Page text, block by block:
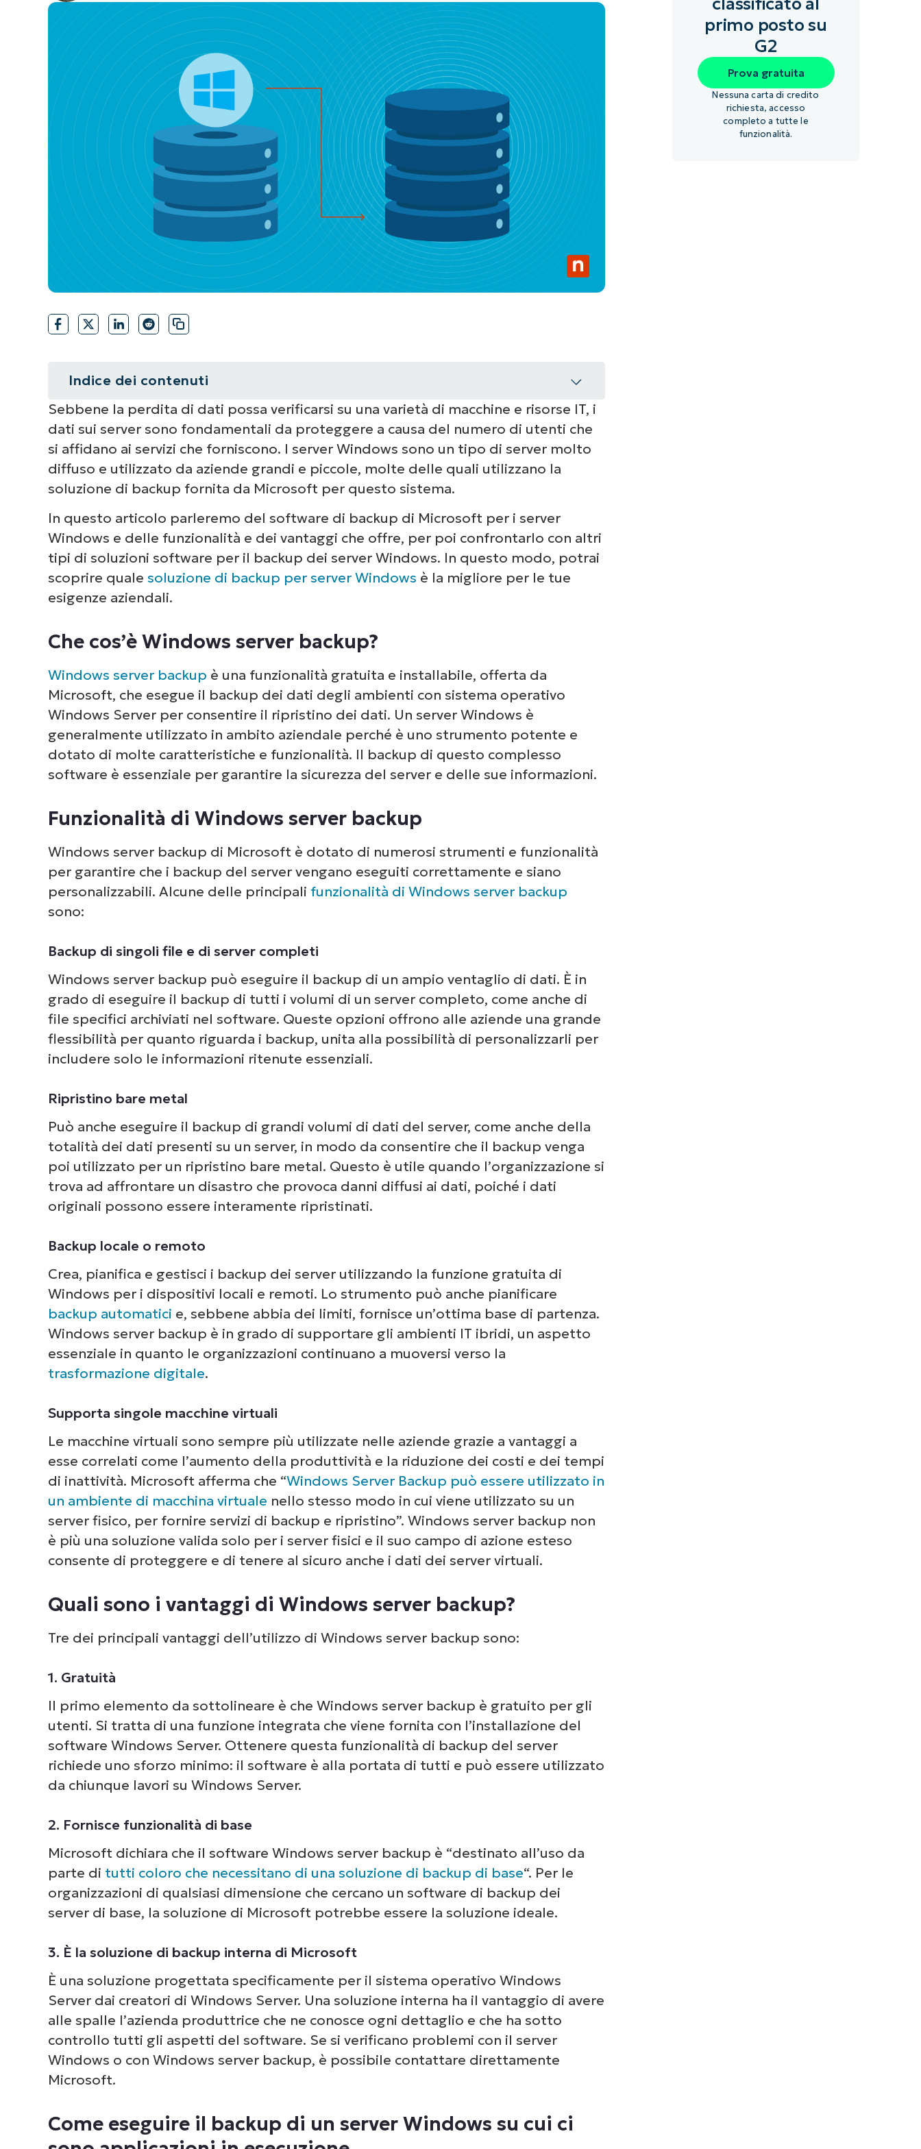
CONTATTO COMMERCIALE GUARDA UNA DEMO
ROADMAP DEI PRODOTTI
PIATTAFORMA
CONTATTO COMMERCIALE GUARDA UNA DEMO
CONTATTO COMMERCIALE GUARDA UNA DEMO
CONTATTO COMMERCIALE GUARDA UNA DEMO
Indice dei contenuti
Riepilogo
Che cos’è Windows server backup?
Funzionalità di Windows server backup
Quali sono i vantaggi di Windows server backup?
Come eseguire il backup di un server Windows su cui ci sono applicazioni in
esecuzione
Caratteristiche del backup dei server Windows di NinjaOne
Inizia oggi stesso con il backup dei server Windows
Sebbene la perdita di dati possa verificarsi su una varietà di macchine e risorse IT, i
dati sui server sono fondamentali da proteggere a causa del numero di utenti che
si affidano ai servizi che forniscono. I server Windows sono un tipo di server molto
diffuso e utilizzato da aziende grandi e piccole, molte delle quali utilizzano la
soluzione di backup fornita da Microsoft per questo sistema.
In questo articolo parleremo del software di backup di Microsoft per i server
Windows e delle funzionalità e dei vantaggi che offre, per poi confrontarlo con altri
tipi di soluzioni software per il backup dei server Windows. In questo modo, potrai
scoprire quale soluzione di backup per server Windows è la migliore per le tue
esigenze aziendali.
Che cos’è Windows server backup?
Windows server backup è una funzionalità gratuita e installabile, offerta da
Microsoft, che esegue il backup dei dati degli ambienti con sistema operativo
Windows Server per consentire il ripristino dei dati. Un server Windows è
generalmente utilizzato in ambito aziendale perché è uno strumento potente e
dotato di molte caratteristiche e funzionalità. Il backup di questo complesso
software è essenziale per garantire la sicurezza del server e delle sue informazioni.
Funzionalità di Windows server backup
Windows server backup di Microsoft è dotato di numerosi strumenti e funzionalità
per garantire che i backup del server vengano eseguiti correttamente e siano
personalizzabili. Alcune delle principali funzionalità di Windows server backup
sono:
Backup di singoli file e di server completi
Windows server backup può eseguire il backup di un ampio ventaglio di dati. È in
grado di eseguire il backup di tutti i volumi di un server completo, come anche di
file specifici archiviati nel software. Queste opzioni offrono alle aziende una grande
flessibilità per quanto riguarda i backup, unita alla possibilità di personalizzarli per
includere solo le informazioni ritenute essenziali.
Ripristino bare metal
Può anche eseguire il backup di grandi volumi di dati del server, come anche della
totalità dei dati presenti su un server, in modo da consentire che il backup venga
poi utilizzato per un ripristino bare metal. Questo è utile quando l’organizzazione si
trova ad affrontare un disastro che provoca danni diffusi ai dati, poiché i dati
originali possono essere interamente ripristinati.
Backup locale o remoto
Crea, pianifica e gestisci i backup dei server utilizzando la funzione gratuita di
Windows per i dispositivi locali e remoti. Lo strumento può anche pianificare
backup automatici e, sebbene abbia dei limiti, fornisce un’ottima base di partenza.
Windows server backup è in grado di supportare gli ambienti IT ibridi, un aspetto
essenziale in quanto le organizzazioni continuano a muoversi verso la
trasformazione digitale.
Supporta singole macchine virtuali
Le macchine virtuali sono sempre più utilizzate nelle aziende grazie a vantaggi a
esse correlati come l’aumento della produttività e la riduzione dei costi e dei tempi
di inattività. Microsoft afferma che “Windows Server Backup può essere utilizzato in
un ambiente di macchina virtuale nello stesso modo in cui viene utilizzato su un
server fisico, per fornire servizi di backup e ripristino”. Windows server backup non
è più una soluzione valida solo per i server fisici e il suo campo di azione esteso
consente di proteggere e di tenere al sicuro anche i dati dei server virtuali.
Quali sono i vantaggi di Windows server backup?
Tre dei principali vantaggi dell’utilizzo di Windows server backup sono:
1. Gratuità
Il primo elemento da sottolineare è che Windows server backup è gratuito per gli
utenti. Si tratta di una funzione integrata che viene fornita con l’installazione del
software Windows Server. Ottenere questa funzionalità di backup del server
richiede uno sforzo minimo: il software è alla portata di tutti e può essere utilizzato
da chiunque lavori su Windows Server.
2. Fornisce funzionalità di base
Microsoft dichiara che il software Windows server backup è “destinato all’uso da
parte di tutti coloro che necessitano di una soluzione di backup di base“. Per le
organizzazioni di qualsiasi dimensione che cercano un software di backup dei
server di base, la soluzione di Microsoft potrebbe essere la soluzione ideale.
3. È la soluzione di backup interna di Microsoft
È una soluzione progettata specificamente per il sistema operativo Windows
Server dai creatori di Windows Server. Una soluzione interna ha il vantaggio di avere
alle spalle l’azienda produttrice che ne conosce ogni dettaglio e che ha sotto
controllo tutti gli aspetti del software. Se si verificano problemi con il server
Windows o con Windows server backup, è possibile contattare direttamente
Microsoft.
Come eseguire il backup di un server Windows su cui ci
primo posto su
G2
Prova gratuita
Nessuna carta di credito
richiesta, accesso
completo a tutte le
funzionalità.
azione
Dai un’occhiata alle nostre demo on-demand per vedere
come NinjaOne semplifica attività IT come la gestione
degli endpoint, il patching, l’MDM, il ticketing e altro